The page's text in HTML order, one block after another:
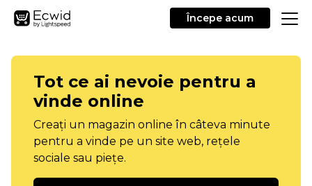
Începe acum
Tot ce ai nevoie pentru a
vinde online
Creați un magazin online în câteva minute
pentru a vinde pe un site web, rețele
sociale sau piețe.